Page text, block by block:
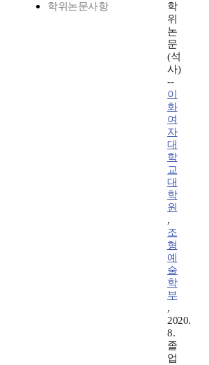
학위논문사항
학
위
논
문
(석
사)
--
이
화
여
자
대
학
교
대
학
원
,
조
형
예
술
학
부
,
2020.
8.
졸
업